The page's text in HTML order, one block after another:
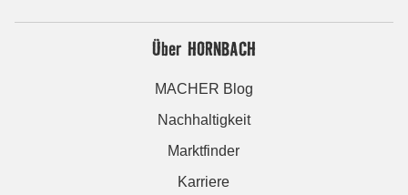
Über HORNBACH
MACHER Blog
Nachhaltigkeit
Marktfinder
Karriere